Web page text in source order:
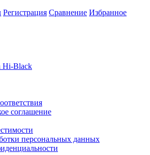
Регистрация Сравнение Избранное
Hi-Black
соглашение
персональных данных